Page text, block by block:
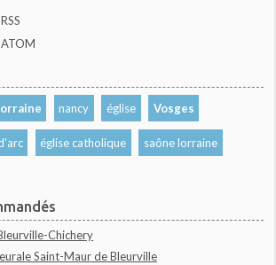
nancy église Vosges
église catholique saône lorraine
Chichery
Saint-Maur de Bleurville